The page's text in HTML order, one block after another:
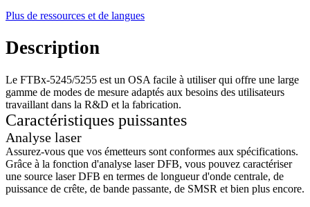
Plus de ressources et de langues
Description
Le FTBx-5245/5255 est un OSA facile à utiliser qui offre une large
gamme de modes de mesure adaptés aux besoins des utilisateurs
travaillant dans la R&D et la fabrication.
Caractéristiques puissantes
Analyse laser
Assurez-vous que vos émetteurs sont conformes aux spécifications.
Grâce à la fonction d'analyse laser DFB, vous pouvez caractériser
une source laser DFB en termes de longueur d'onde centrale, de
puissance de crête, de bande passante, de SMSR et bien plus encore.